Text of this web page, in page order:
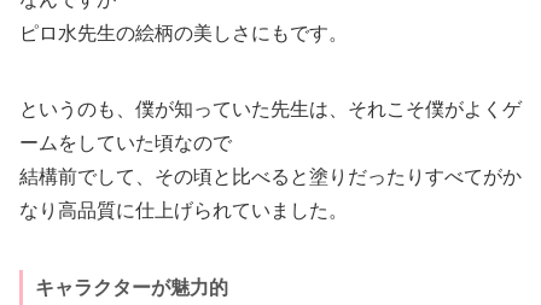
ピロ水先生の絵柄の美しさにもです。
というのも、僕が知っていた先生は、それこそ僕がよくゲ
ームをしていた頃なので
結構前でして、その頃と比べると塗りだったりすべてがか
なり高品質に仕上げられていました。
キャラクターが魅力的